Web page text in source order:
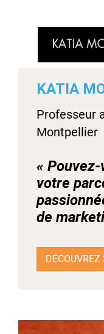
KATIA
Professeur
Montpellier
«
votre
de